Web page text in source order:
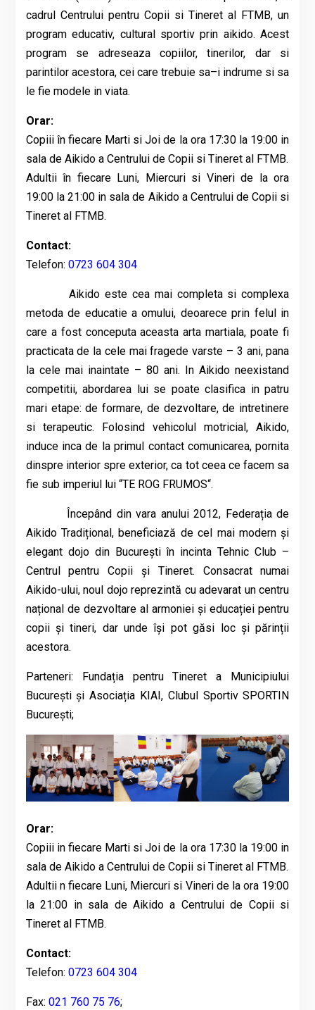
cadrul Centrului pentru Copii si Tineret al FTMB, un
program educativ, cultural sportiv prin aikido. Acest
program se adreseaza copiilor, tinerilor, dar si
parintilor acestora, cei care trebuie sa–i indrume si sa
le fie modele in viata.
Orar:
Copiii în fiecare Marti si Joi de la ora 17:30 la 19:00 in
sala de Aikido a Centrului de Copii si Tineret al FTMB.
Adultii în fiecare Luni, Miercuri si Vineri de la ora
19:00 la 21:00 in sala de Aikido a Centrului de Copii si
Tineret al FTMB.
Contact:
Telefon: 0723 604 304
Aikido este cea mai completa si complexa
metoda de educatie a omului, deoarece prin felul in
care a fost conceputa aceasta arta martiala, poate fi
practicata de la cele mai fragede varste – 3 ani, pana
la cele mai inaintate – 80 ani. In Aikido neexistand
competitii, abordarea lui se poate clasifica in patru
mari etape: de formare, de dezvoltare, de intretinere
si terapeutic. Folosind vehicolul motricial, Aikido,
induce inca de la primul contact comunicarea, pornita
dinspre interior spre exterior, ca tot ceea ce facem sa
fie sub imperiul lui “TE ROG FRUMOS“.
Începând din vara anului 2012, Federația de
Aikido Tradițional, beneficiază de cel mai modern și
elegant dojo din București în incinta Tehnic Club –
Centrul pentru Copii și Tineret. Consacrat numai
Aikido-ului, noul dojo reprezintă cu adevarat un centru
național de dezvoltare al armoniei și educației pentru
copii și tineri, dar unde își pot găsi loc și părinții
acestora.
Parteneri: Fundația pentru Tineret a Municipiului
București și Asociația KIAI, Clubul Sportiv SPORTIN
București;
Orar:
Copiii in fiecare Marti si Joi de la ora 17:30 la 19:00 in
sala de Aikido a Centrului de Copii si Tineret al FTMB.
Adultii n fiecare Luni, Miercuri si Vineri de la ora 19:00
la 21:00 in sala de Aikido a Centrului de Copii si
Tineret al FTMB.
Contact:
Telefon: 0723 604 304
Fax: 021 760 75 76;